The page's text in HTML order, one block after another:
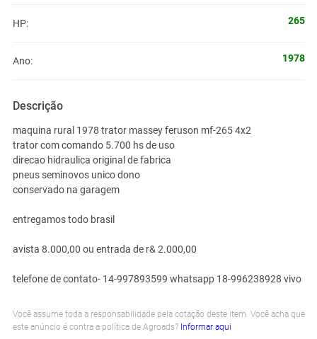
HP: 265
Ano: 1978
Descrição
maquina rural 1978 trator massey feruson mf-265 4x2
trator com comando 5.700 hs de uso
direcao hidraulica original de fabrica
pneus seminovos unico dono
conservado na garagem
entregamos todo brasil
avista 8.000,00 ou entrada de r& 2.000,00
telefone de contato- 14-997893599 whatsapp 18-996238928 vivo
Você assume toda a responsabilidade pela cotação deste item. Você acha que
este anúncio é contra a política de Agroads? Informar aqui